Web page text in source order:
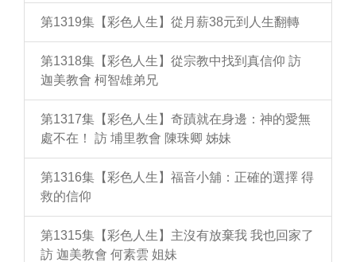
第1319集【彩色人生】從月薪38元到人生翻轉
第1318集【彩色人生】從宗教中找到真信仰 訪
迦美教會 柯智雄弟兄
第1317集【彩色人生】奇蹟就在身邊：神的愛無
處不在！ 訪 埔里教會 陳珠卿 姊妹
第1316集【彩色人生】福音小舖：正確的選擇 得
救的信仰
第1315集【彩色人生】主沒有放棄我 我也回家了
訪 迦美教會 何素雲 姐妹